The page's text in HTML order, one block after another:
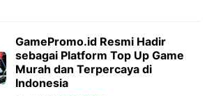
GamePromo.id Resmi Hadir
sebagai Platform Top Up Game
Murah dan Terpercaya di
Indonesia